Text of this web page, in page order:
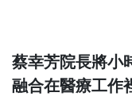
蔡幸芳院長將小
融合在醫療工作